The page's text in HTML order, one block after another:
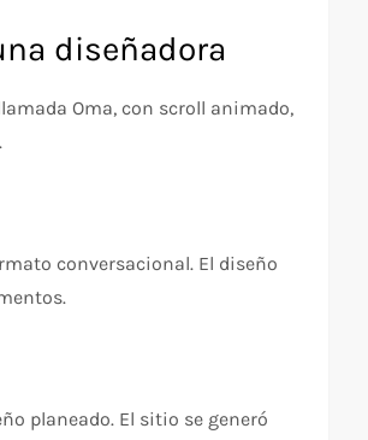
diseñadora
Oma, con scroll animado,
conversacional. El diseño
planeado. El sitio se generó